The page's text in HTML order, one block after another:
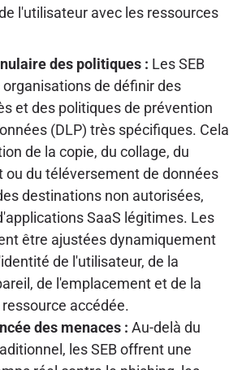
l'utilisateur avec les ressources
des politiques : Les SEB
de définir des
et des politiques de prévention
(DLP) très spécifiques. Cela
de la copie, du collage, du
du téléversement de données
destinations non autorisées,
SaaS légitimes. Les
être ajustées dynamiquement
de l'utilisateur, de la
de l'emplacement et de la
accédée.
des menaces : Au-delà du
les SEB offrent une